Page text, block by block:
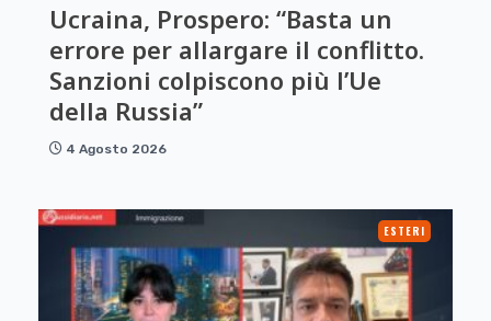
Ucraina, Prospero: “Basta un
errore per allargare il conflitto.
Sanzioni colpiscono più l’Ue
della Russia”
4 Agosto 2026
ESTERI